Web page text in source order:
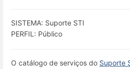
SISTEMA: Suporte STI
PERFIL: Público
O catálogo de serviços do Suporte